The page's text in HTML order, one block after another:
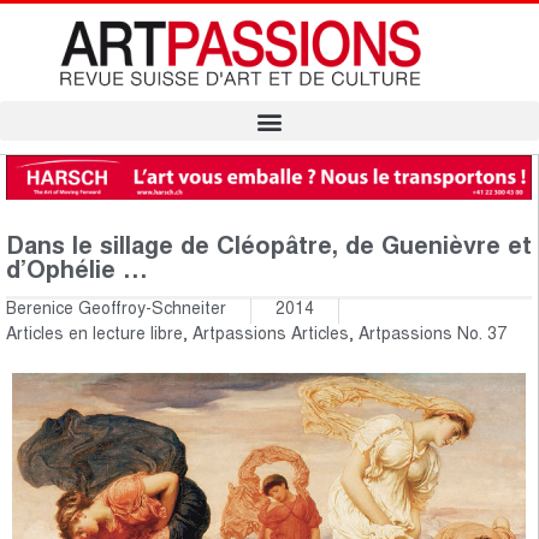
Dans le sillage de Cléopâtre, de Guenièvre et
d’Ophélie …
Berenice Geoffroy-Schneiter
2014
Articles en lecture libre, Artpassions Articles, Artpassions No. 37